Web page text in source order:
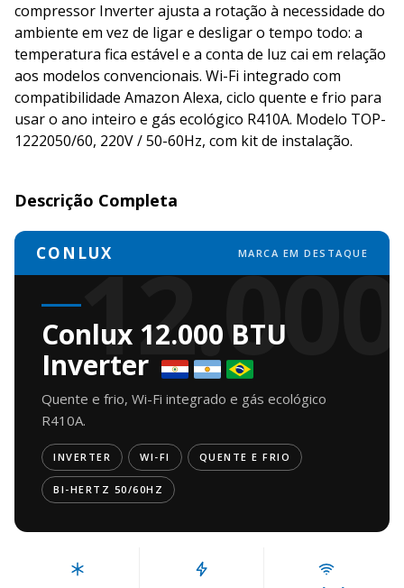
compressor Inverter ajusta a rotação à necessidade do
ambiente em vez de ligar e desligar o tempo todo: a
temperatura fica estável e a conta de luz cai em relação
aos modelos convencionais. Wi-Fi integrado com
compatibilidade Amazon Alexa, ciclo quente e frio para
usar o ano inteiro e gás ecológico R410A. Modelo TOP-
1222050/60, 220V / 50-60Hz, com kit de instalação.
Descrição Completa
CONLUX MARCA EM DESTAQUE
12.000
Conlux 12.000 BTU
Inverter
Quente e frio, Wi-Fi integrado e gás ecológico
R410A.
INVERTER WI-FI QUENTE E FRIO
BI-HERTZ 50/60HZ